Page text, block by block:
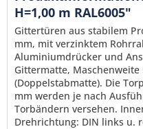
H=1,00 m RAL6005"
Gittertüren aus stabilem
mm, mit verzinktem
Aluminiumdrücker und
Gittermatte, Maschenweite
(Doppelstabmatte). Die
mm werden je nach
Torbändern versehen.
Drehrichtung: DIN links u.